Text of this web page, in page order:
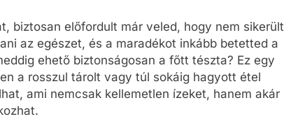
biztosan előfordult már veled, hogy nem sikerült
az egészet, és a maradékot inkább betetted a
ehető biztonságosan a főtt tészta? Ez egy
a rosszul tárolt vagy túl sokáig hagyott étel
ami nemcsak kellemetlen ízeket, hanem akár